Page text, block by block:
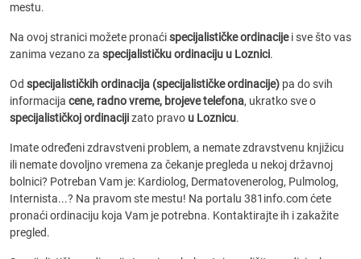
mestu.
Na ovoj stranici možete pronaćispecijalističke ordinacijei sve što vas
zanima vezano za specijalističku ordinaciju u Loznici.
Od specijalističkih ordinacija (specijalističke ordinacije) pa do svih
informacija cene, radno vreme, brojeve telefona, ukratko sve o
specijalističkoj ordinacijizato pravo u Loznicu.
Imate određeni zdravstveni problem, a nemate zdravstvenu knjižicu
ili nemate dovoljno vremena za čekanje pregleda u nekoj državnoj
bolnici? Potreban Vam je: Kardiolog, Dermatovenerolog, Pulmolog,
Internista...? Na pravom ste mestu! Na portalu 381info.com ćete
pronaći ordinaciju koja Vam je potrebna. Kontaktirajte ih i zakažite
pregled.